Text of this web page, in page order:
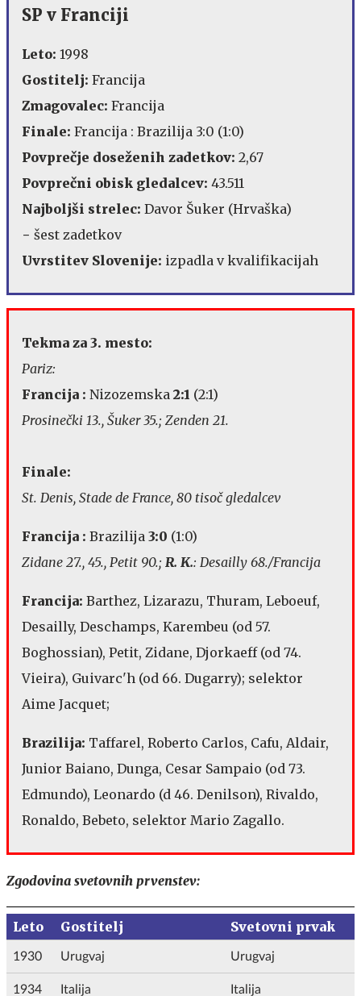
SP v Franciji
Leto: 1998
Gostitelj: Francija
Zmagovalec: Francija
Finale: Francija : Brazilija 3:0 (1:0)
Povprečje doseženih zadetkov: 2,67
Povprečni obisk gledalcev: 43.511
Najboljši strelec: Davor Šuker (Hrvaška)
− šest zadetkov
Uvrstitev Slovenije: izpadla v kvalifikacijah
Tekma za 3. mesto:
Pariz:
Francija : Nizozemska 2:1 (2:1)
Prosinečki 13., Šuker 35.; Zenden 21.
Finale:
St. Denis, Stade de France, 80 tisoč gledalcev
Francija : Brazilija 3:0 (1:0)
Zidane 27., 45., Petit 90.; R. K.: Desailly 68./Francija
Francija: Barthez, Lizarazu, Thuram, Leboeuf,
Desailly, Deschamps, Karembeu (od 57.
Boghossian), Petit, Zidane, Djorkaeff (od 74.
Vieira), Guivarc'h (od 66. Dugarry); selektor
Aime Jacquet;
Brazilija: Taffarel, Roberto Carlos, Cafu, Aldair,
Junior Baiano, Dunga, Cesar Sampaio (od 73.
Edmundo), Leonardo (d 46. Denilson), Rivaldo,
Ronaldo, Bebeto, selektor Mario Zagallo.
Zgodovina svetovnih prvenstev:
Leto Gostitelj Svetovni prvak
1930 Urugvaj Urugvaj
1934 Italija Italija